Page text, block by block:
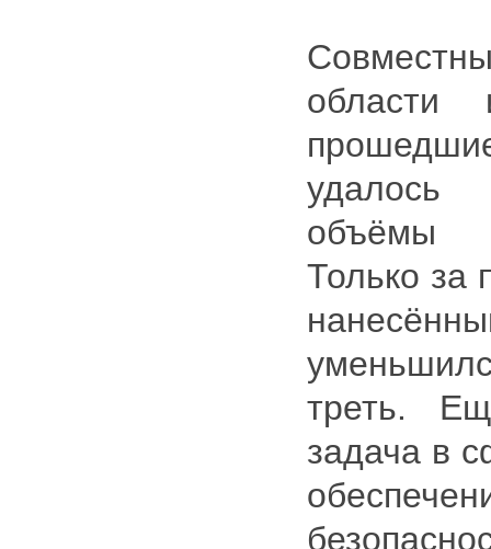
области
удалось
объёмы
Только за
треть.
задача в